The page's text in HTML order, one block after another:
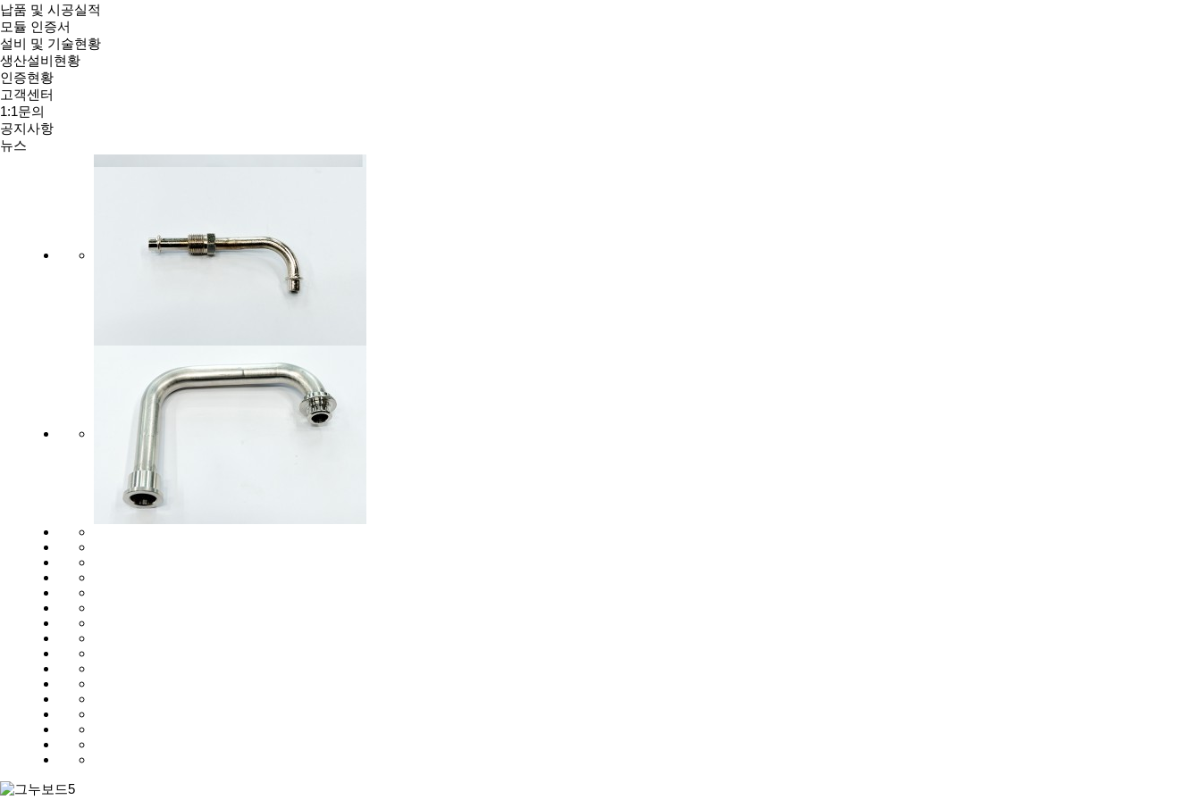
납품 및 시공실적
모듈 인증서
설비 및 기술현황
생산설비현황
인증현황
고객센터
1:1문의
공지사항
뉴스